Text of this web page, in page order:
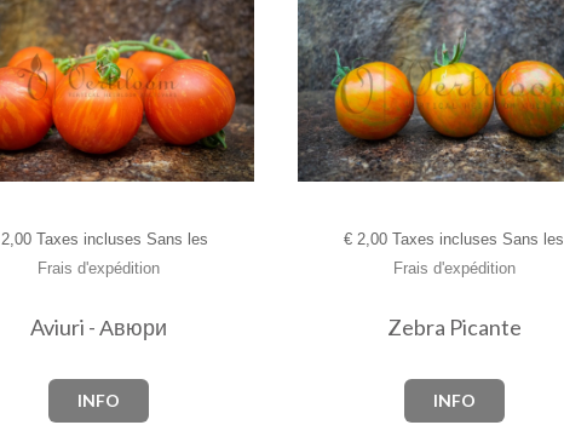
2,00 Taxes incluses Sans les
Frais d'expédition
Aviuri - Авюри
INFO
€ 2,00 Taxes incluses Sans les
Frais d'expédition
Zebra Picante
INFO